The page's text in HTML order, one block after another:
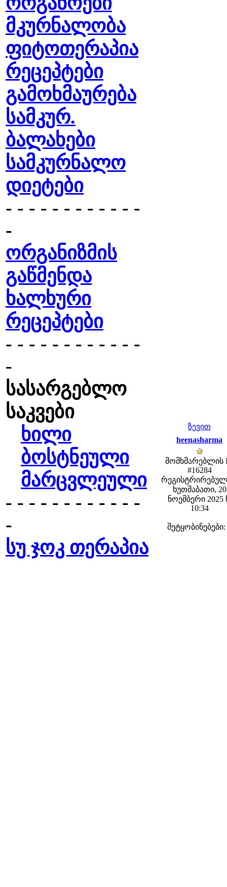
მკურნალობა
ფიტოთერაპია
რეცეპტები
გამოხმაურება
სამკურ.
ბალახები
სამკურნალო
დიეტები
- - - - - - - - - - - -
-
ორგანიზმის
გაწმენდა
ხალხური
რეცეპტები
- - - - - - - - - - - -
-
სასარგებლო
საკვები
ხილი
ბოსტნეული
მარცვლეული
- - - - - - - - - - - -
-
სუ ჯოკ თერაპია
ზევით
heenasharma
მომხმარებლის
#16284
ხუთშაბათი, 20
ნოემბერი 2025
10:34
შეტყობინებები: